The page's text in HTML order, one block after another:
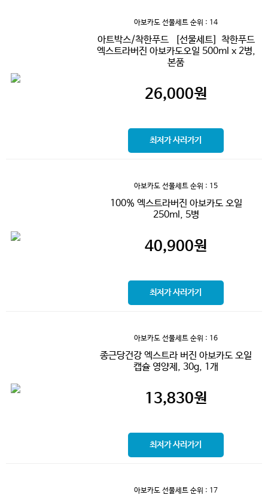
아보카도 선물세트 순위 : 14
아트박스/착한푸드 ［선물세트］착한푸드
엑스트라버진 아보카도오일 500ml x 2병,
본품
26,000원
최저가 사러가기
아보카도 선물세트 순위 : 15
100% 엑스트라버진 아보카도 오일
250ml, 5병
40,900원
최저가 사러가기
아보카도 선물세트 순위 : 16
종근당건강 엑스트라 버진 아보카도 오일
캡슐 영양제, 30g, 1개
13,830원
최저가 사러가기
아보카도 선물세트 순위 : 17